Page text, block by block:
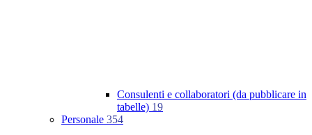
Consulenti e collaboratori (da pubblicare in
tabelle) 19
Personale 354